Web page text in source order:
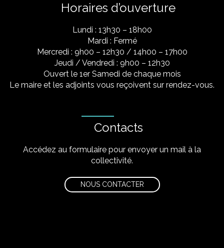
Horaires d’ouverture
Lundi : 13h30 – 18h00
Mardi : Fermé
Mercredi : 9h00 – 12h30 / 14h00 – 17h00
Jeudi / Vendredi : 9h00 – 12h30
Ouvert le 1er Samedi de chaque mois
Le maire et les adjoints vous reçoivent sur rendez-vous.
Contacts
Accédez au formulaire pour envoyer un mail à la
collectivité.
NOUS CONTACTER